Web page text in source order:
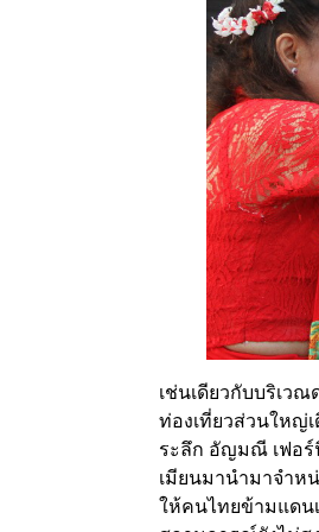
เช่นเดียวกับบริเว
ท่องเที่ยวส่วนใหญ่
ระลึก อัญมณี เฟอร์
เมียนมานำมาจำห
ให้คนไทยข้ามแดน